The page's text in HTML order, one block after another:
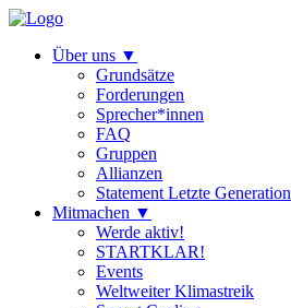
Über uns ▼
Grundsätze
Forderungen
Sprecher*innen
FAQ
Gruppen
Allianzen
Statement Letzte Generation
Mitmachen ▼
Werde aktiv!
STARTKLAR!
Events
Weltweiter Klimastreik